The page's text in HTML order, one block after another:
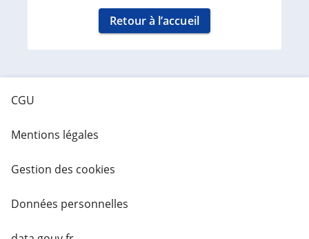
Retour à l’accueil
CGU
Mentions légales
Gestion des cookies
Données personnelles